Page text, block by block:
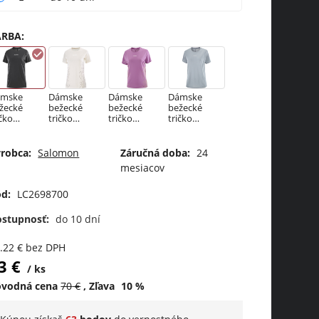
:
SS
GFX W
Dámske
bežecké
tričko
AERO SS
TEE GFX W
Dámske
bežecké
tričko
AERO SS
TEE GFX W
IRIS
Dámske
bežecké
tričko
AERO SS
Salomon Záručná doba: 24
mesiacov
LC2698700
do 10 dní
€ bez DPH
€
ks
cena 70€ Zľava 10 %